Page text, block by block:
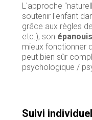
L'approche
soutenir l'enfant
grâce aux règles
etc.), son
mieux fonctionner
peut bien sûr
psychologique /
Suivi individuel